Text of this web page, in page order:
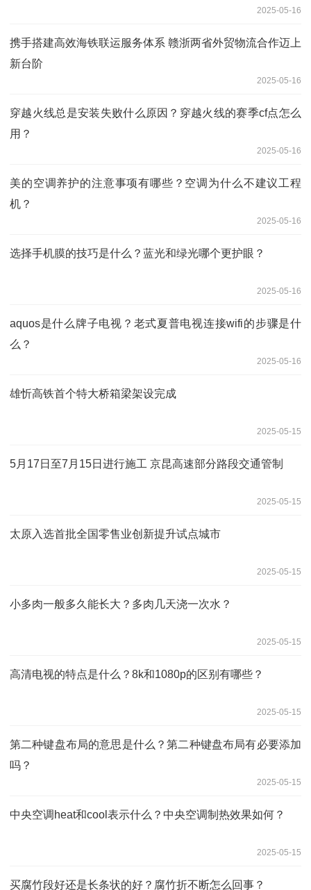
2025-05-16
携手搭建高效海铁联运服务体系 赣浙两省外贸物流合作迈上
新台阶
2025-05-16
穿越火线总是安装失败什么原因？穿越火线的赛季cf点怎么
用？
2025-05-16
美的空调养护的注意事项有哪些？空调为什么不建议工程
机？
2025-05-16
选择手机膜的技巧是什么？蓝光和绿光哪个更护眼？
2025-05-16
aquos是什么牌子电视？老式夏普电视连接wifi的步骤是什
么？
2025-05-16
雄忻高铁首个特大桥箱梁架设完成
2025-05-15
5月17日至7月15日进行施工 京昆高速部分路段交通管制
2025-05-15
太原入选首批全国零售业创新提升试点城市
2025-05-15
小多肉一般多久能长大？多肉几天浇一次水？
2025-05-15
高清电视的特点是什么？8k和1080p的区别有哪些？
2025-05-15
第二种键盘布局的意思是什么？第二种键盘布局有必要添加
吗？
2025-05-15
中央空调heat和cool表示什么？中央空调制热效果如何？
2025-05-15
买腐竹段好还是长条状的好？腐竹折不断怎么回事？